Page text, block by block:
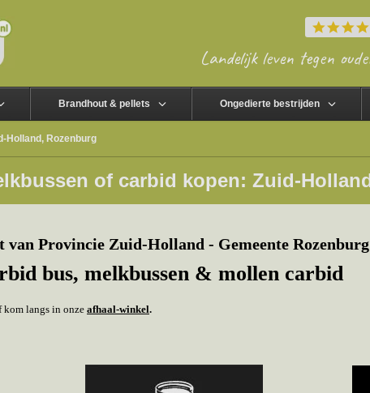
Landelijk leven tegen
Brandhout & pellets Ongedierte bestrijden
Holland, Rozenburg
of carbid kopen: Zuid-
Provincie Zuid-Holland - Gemeente
bus, melkbussen & mollen carbid
kom langs in onzeafhaal-winkel.